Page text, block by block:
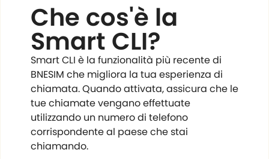
Che cos'è la
Smart CLI?
Smart CLI è la funzionalità più recente di
BNESIM che migliora la tua esperienza di
chiamata. Quando attivata, assicura che le
tue chiamate vengano effettuate
utilizzando un numero di telefono
corrispondente al paese che stai
chiamando.